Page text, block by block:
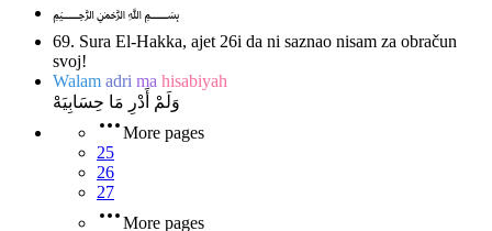
﷽
69. Sura El-Hakka, ajet 26i da ni saznao nisam za obračun
svoj!
Walam adri ma hisabiyah
وَلَمْ أَدْرِ مَا حِسَابِيَهْ
More pages
25
26
27
More pages